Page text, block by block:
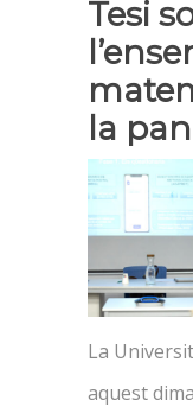
Tesi
la
La
aquest